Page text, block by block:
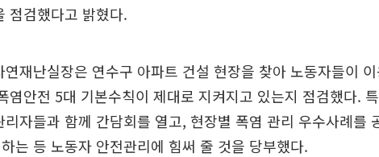
점검했다고 밝혔다.
연재난실장은 연수구 아파트 건설 현장을 찾아 노동자들이
염안전 5대 기본수칙이 제대로 지켜지고 있는지 점검했다.
리자들과 함께 간담회를 열고, 현장별 폭염 관리 우수사례를
는 등 노동자 안전관리에 힘써 줄 것을 당부했다.